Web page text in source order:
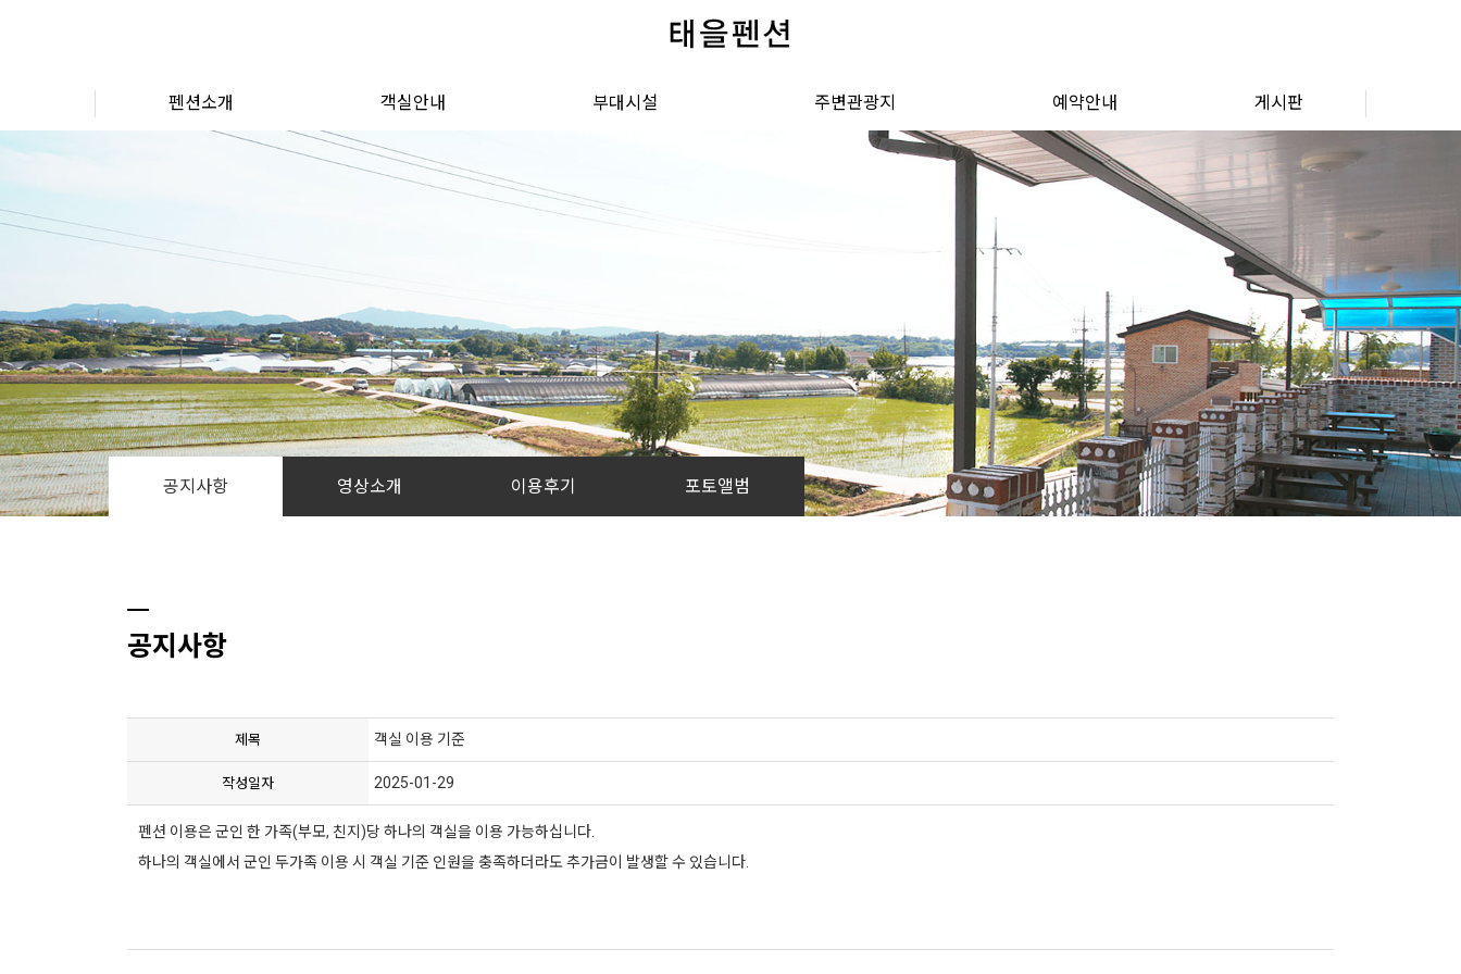
펜션소개 객실안내
객실 배치도
전체 객실보기
부대시설 주변관광지 예약안내
예약안내
게시판
공지사항
영상소개
이용후기
포토앨범
공지사항 영상소개 이용후기 포토앨범
공지사항
제목 객실 이용 기준
작성일자 2025-01-29
펜션 이용은 군인 한 가족(부모, 친지)당 하나의 객실을 이용 가능하십니다.
하나의 객실에서 군인 두가족 이용 시 객실 기준 인원을 충족하더라도 추가금이 발생할 수 있습니다.